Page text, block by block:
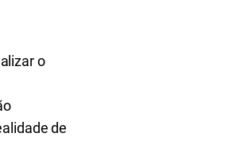
o
de